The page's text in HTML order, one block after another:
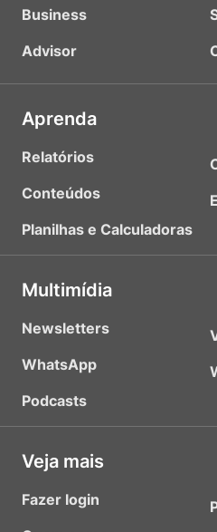
Business
Advisor
Aprenda
Relatórios
Conteúdos
Planilhas e Calculadoras
Multimídia
Newsletters
WhatsApp
Podcasts
Veja mais
Fazer login